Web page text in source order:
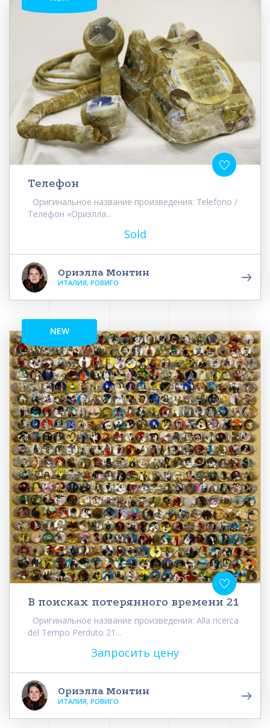
Телефон
Оригинальное название произведения: Telefono /
Телефон «Ориэлла...
Sold
Ориэлла Монтин
ИТАЛИЯ, РОВИГО
NEW
В поисках потерянного времени 21
Оригинальное название произведения: Alla ricerca
del Tempo Perduto 21...
Запросить цену
Ориэлла Монтин
ИТАЛИЯ, РОВИГО